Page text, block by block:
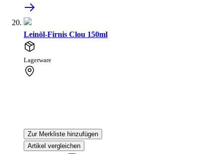
Leinöl-Firnis Clou 150ml
Lagerware
Zur Merkliste hinzufügen
Artikel vergleichen